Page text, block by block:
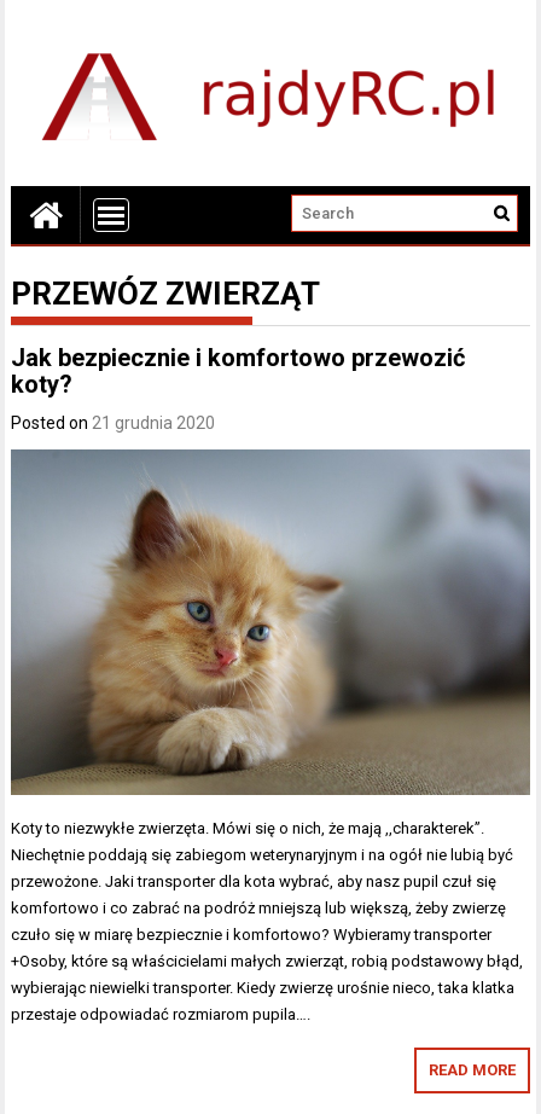
PRZEWÓZ ZWIERZĄT
Jak bezpiecznie i komfortowo przewozić
koty?
Posted on 21 grudnia 2020
Koty to niezwykłe zwierzęta. Mówi się o nich, że mają ,,charakterek”.
Niechętnie poddają się zabiegom weterynaryjnym i na ogół nie lubią być
przewożone. Jaki transporter dla kota wybrać, aby nasz pupil czuł się
komfortowo i co zabrać na podróż mniejszą lub większą, żeby zwierzę
czuło się w miarę bezpiecznie i komfortowo? Wybieramy transporter
+Osoby, które są właścicielami małych zwierząt, robią podstawowy błąd,
wybierając niewielki transporter. Kiedy zwierzę urośnie nieco, taka klatka
przestaje odpowiadać rozmiarom pupila….
READ MORE